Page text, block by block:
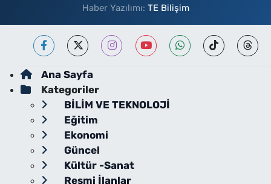
Haber Yazılımı: TE Bilişim
Ana Sayfa
Kategoriler
BİLİM VE TEKNOLOJİ
Eğitim
Ekonomi
Güncel
Kültür -Sanat
Resmi İlanlar